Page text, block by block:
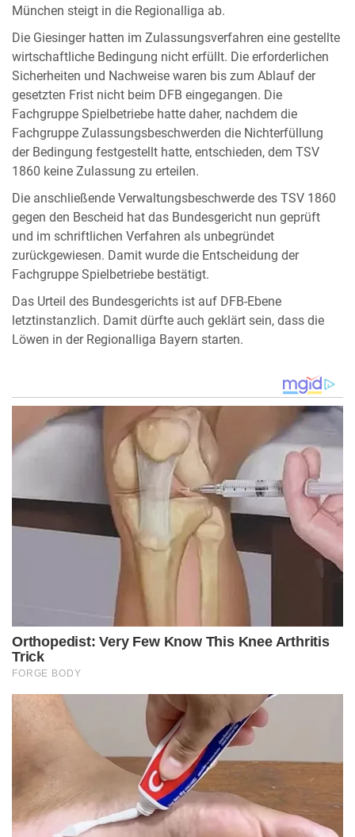
München steigt in die Regionalliga ab.
Die Giesinger hatten im Zulassungsverfahren eine gestellte
wirtschaftliche Bedingung nicht erfüllt. Die erforderlichen
Sicherheiten und Nachweise waren bis zum Ablauf der
gesetzten Frist nicht beim DFB eingegangen. Die
Fachgruppe Spielbetriebe hatte daher, nachdem die
Fachgruppe Zulassungsbeschwerden die Nichterfüllung
der Bedingung festgestellt hatte, entschieden, dem TSV
1860 keine Zulassung zu erteilen.
Die anschließende Verwaltungsbeschwerde des TSV 1860
gegen den Bescheid hat das Bundesgericht nun geprüft
und im schriftlichen Verfahren als unbegründet
zurückgewiesen. Damit wurde die Entscheidung der
Fachgruppe Spielbetriebe bestätigt.
Das Urteil des Bundesgerichts ist auf DFB-Ebene
letztinstanzlich. Damit dürfte auch geklärt sein, dass die
Löwen in der Regionalliga Bayern starten.